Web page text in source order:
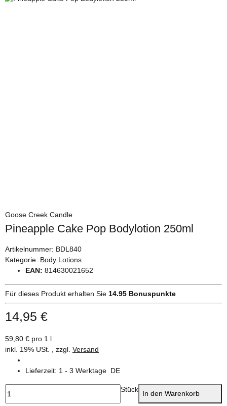
Goose Creek Candle
Pineapple Cake Pop Bodylotion 250ml
Artikelnummer: BDL840
Kategorie: Body Lotions
EAN: 814630021652
Für dieses Produkt erhalten Sie 14.95 Bonuspunkte
14,95 €
59,80 € pro 1 l
inkl. 19% USt. , zzgl. Versand
Lieferzeit: 1 - 3 Werktage DE
Stück In den Warenkorb